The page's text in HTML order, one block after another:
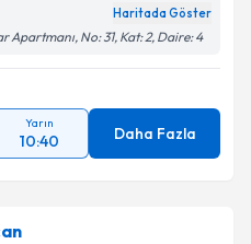
Haritada Göster
Apartmanı, No: 31, Kat: 2, Daire: 4
Yarın
10:40 Daha Fazla